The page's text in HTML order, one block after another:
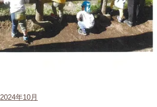
2024年10月